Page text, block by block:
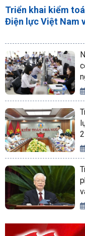
Triển khai kiểm
Điện lực Việt Nam
2